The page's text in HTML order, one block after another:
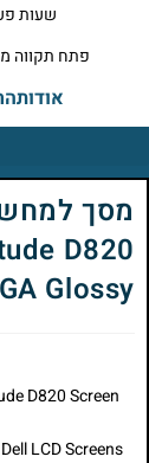
שעות פעילות א'-ה'
פתח תקווה מוטה גור 5 קומה ראשונה
אודות
D820
Glossy
Dell LCD Screens